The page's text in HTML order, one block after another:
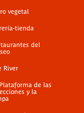
vegetal
tienda
del
River
de las
y la